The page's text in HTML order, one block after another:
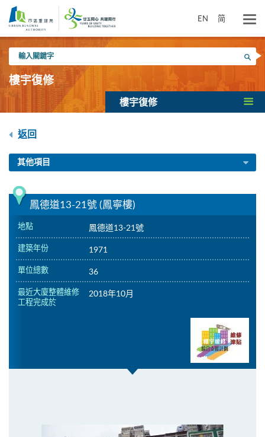
內
EN 简
入
關
鍵
搜尋
樓宇復修
樓宇復修
返回
其他項目
鳳德道13-21號 (鳳寧樓)
地點 鳳德道13-21號
建築年份 1971
單位總數 36
最近大廈整體維修
工程完成於
2018年10月